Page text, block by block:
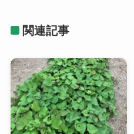
関連記事